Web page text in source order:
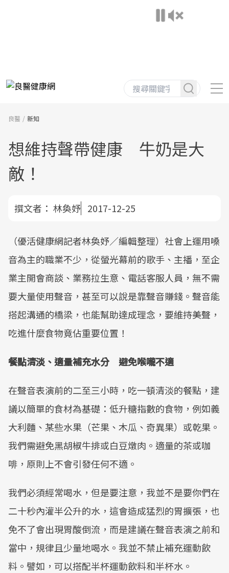
良醫 新知
想維持聲帶健康 牛奶是大
敵！
撰文者： 林奐妤 2017-12-25
（優活健康網記者林奐妤／編輯整理）社會上運用嗓
音為主的職業不少，從螢光幕前的歌手、主播，至企
業主開會商談、業務拉生意、電話客服人員，無不需
要大量使用聲音，甚至可以說是靠聲音賺錢。聲音能
搭起溝通的橋梁，也能幫助達成理念，要維持美聲，
吃進什麼食物竟佔重要位置！
餐點清淡、適量補充水分 避免喉嚨不適
在聲音表演前的二至三小時，吃一頓清淡的餐點，建
議以簡單的食材為基礎：低升糖指數的食物，例如義
大利麵、某些水果（芒果、木瓜、奇異果）或乾果。
我們需避免黑胡椒牛排或白豆燉肉。適量的茶或咖
啡，原則上不會引發任何不適。
我們必須經常喝水，但是要注意，我並不是要你們在
二十秒內灌半公升的水，這會造成猛烈的胃擴張，也
免不了會出現胃酸倒流，而是建議在聲音表演之前和
當中，規律且少量地喝水。我並不禁止補充運動飲
料。譬如，可以搭配半杯運動飲料和半杯水。